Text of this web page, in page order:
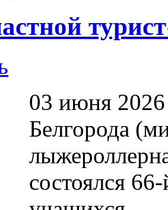
03 июня 2026
Белгорода
состоялся